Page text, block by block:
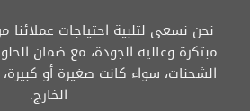
نحن نسعى لتلبية احتياجات
مبتكرة وعالية الجودة، مع ضمان
الشحنات، سواء كانت صغيرة أو
الخارج.